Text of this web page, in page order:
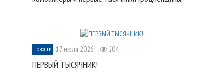
Новости 17 июля 2026 204
ПЕРВЫЙ ТЫСЯЧНИК!